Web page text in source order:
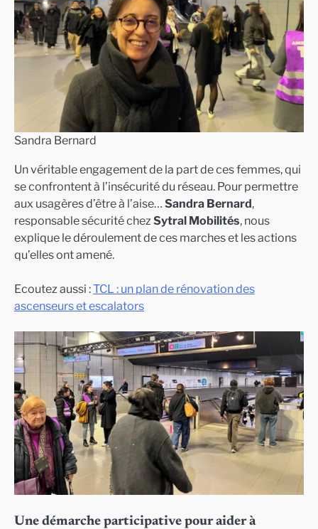
Sandra Bernard
Un véritable engagement de la part de ces femmes, qui
se confrontent à l’insécurité du réseau. Pour permettre
aux usagères d’être à l’aise… Sandra Bernard,
responsable sécurité chez Sytral Mobilités, nous
explique le déroulement de ces marches et les actions
qu’elles ont amené.
Ecoutez aussi :TCL : un plan de rénovation des
ascenseurs et escalators
Une démarche participative pour aider à